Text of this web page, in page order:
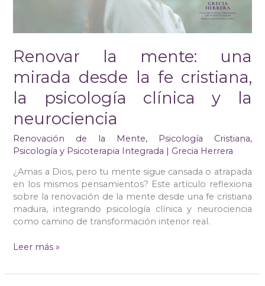
Renovar la mente: una
mirada desde la fe cristiana,
la psicología clínica y la
neurociencia
Renovación de la Mente, Psicología Cristiana,
Psicología y Psicoterapia Integrada | Grecia Herrera
¿Amas a Dios, pero tu mente sigue cansada o atrapada
en los mismos pensamientos? Este artículo reflexiona
sobre la renovación de la mente desde una fe cristiana
madura, integrando psicología clínica y neurociencia
como camino de transformación interior real.
y
neurociencia
Leer más »